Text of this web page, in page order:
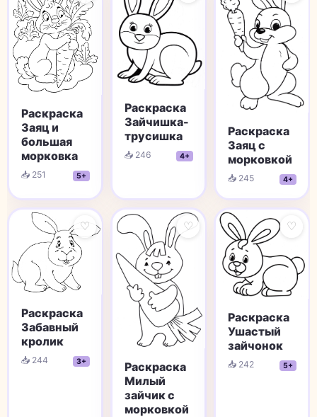
Раскраска
Заяц и
большая
морковка
📥 251 5+
Раскраска
Зайчишка-
трусишка
📥 246 4+
Раскраска
Заяц с
морковкой
📥 245 4+
♡
Раскраска
Забавный
кролик
📥 244 3+
♡
Раскраска
Милый
зайчик с
морковкой
♡
Раскраска
Ушастый
зайчонок
📥 242 5+